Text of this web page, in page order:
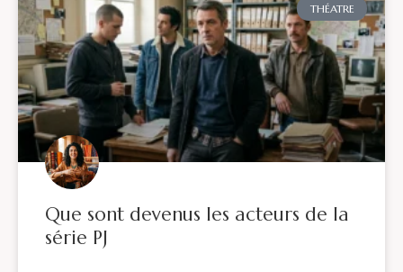
THÉATRE
Que sont devenus les acteurs de la
série PJ